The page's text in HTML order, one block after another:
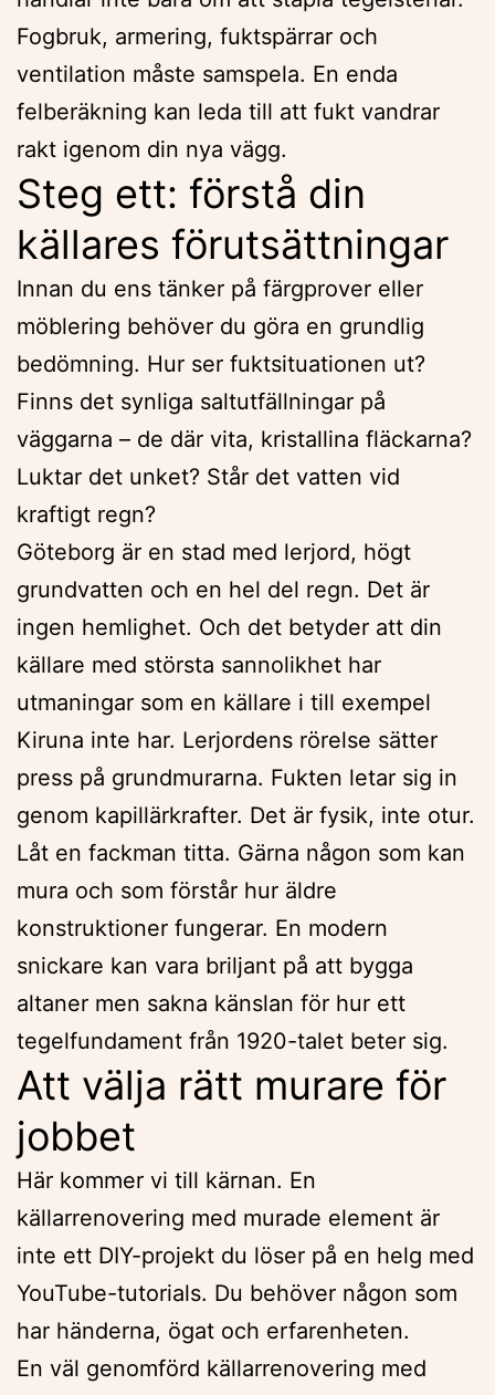
Fogbruk, armering, fuktspärrar och
ventilation måste samspela. En enda
felberäkning kan leda till att fukt vandrar
rakt igenom din nya vägg.
Steg ett: förstå din
källares förutsättningar
Innan du ens tänker på färgprover eller
möblering behöver du göra en grundlig
bedömning. Hur ser fuktsituationen ut?
Finns det synliga saltutfällningar på
väggarna – de där vita, kristallina fläckarna?
Luktar det unket? Står det vatten vid
kraftigt regn?
Göteborg är en stad med lerjord, högt
grundvatten och en hel del regn. Det är
ingen hemlighet. Och det betyder att din
källare med största sannolikhet har
utmaningar som en källare i till exempel
Kiruna inte har. Lerjordens rörelse sätter
press på grundmurarna. Fukten letar sig in
genom kapillärkrafter. Det är fysik, inte otur.
Låt en fackman titta. Gärna någon som kan
mura och som förstår hur äldre
konstruktioner fungerar. En modern
snickare kan vara briljant på att bygga
altaner men sakna känslan för hur ett
tegelfundament från 1920-talet beter sig.
Att välja rätt murare för
jobbet
Här kommer vi till kärnan. En
källarrenovering med murade element är
inte ett DIY-projekt du löser på en helg med
YouTube-tutorials. Du behöver någon som
har händerna, ögat och erfarenheten.
En väl genomförd källarrenovering med